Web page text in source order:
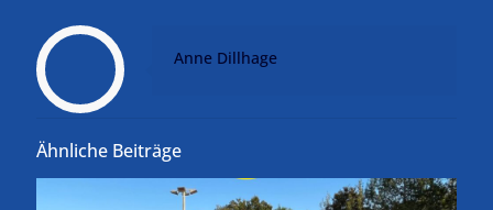
Anne Dillhage
Ähnliche Beiträge